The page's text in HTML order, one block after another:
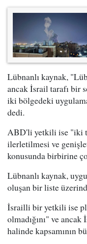
Lübnanlı kaynak,
ancak İsrail tarafı bir
iki bölgedeki
dedi.
ABD'li yetkili ise "iki
ilerletilmesi ve
konusunda birbirine
Lübnanlı kaynak,
oluşan bir liste
İsrailli bir yetkili ise
olmadığını" ve
halinde kapsamının